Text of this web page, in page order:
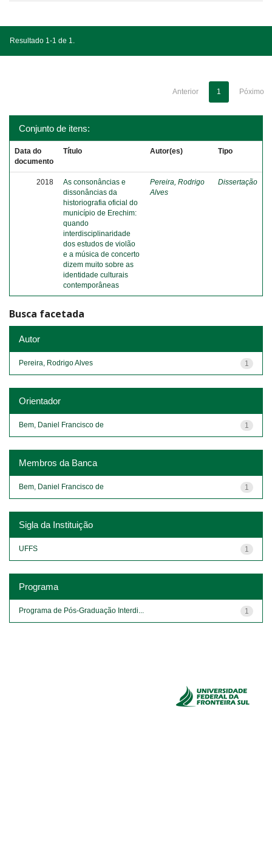
Resultado 1-1 de 1.
Anterior 1 Póximo
Conjunto de itens:
Data do
documento
Título Autor(es) Tipo
2018
As consonâncias e
dissonâncias da
historiografia oficial do
município de Erechim:
quando
interdisciplinaridade
dos estudos de violão
e a música de concerto
dizem muito sobre as
identidade culturais
contemporâneas
Pereira, Rodrigo
Alves
Dissertação
Busca facetada
Autor
1
Pereira, Rodrigo Alves
Orientador
1
Bem, Daniel Francisco de
Membros da Banca
1
Bem, Daniel Francisco de
Sigla da Instituição
1
UFFS
Programa
1
Programa de Pós-Graduação Interdi...